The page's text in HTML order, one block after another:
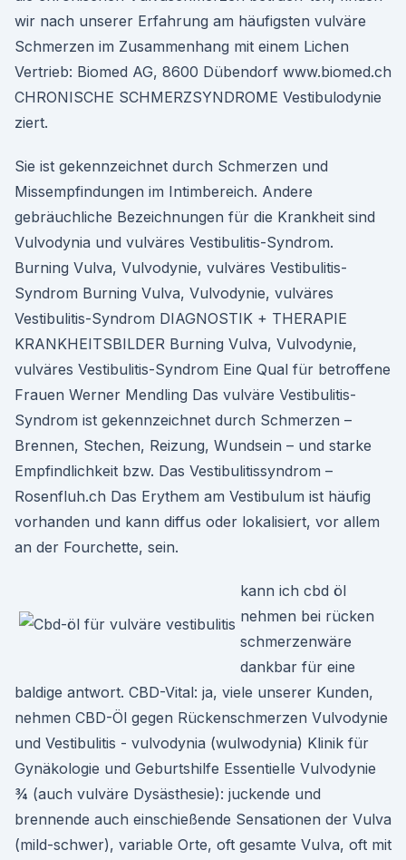
wir nach unserer Erfahrung am häufigsten vulväre
Schmerzen im Zusammenhang mit einem Lichen
Vertrieb: Biomed AG, 8600 Dübendorf www.biomed.ch
CHRONISCHE SCHMERZSYNDROME Vestibulodynie
ziert.
Sie ist gekennzeichnet durch Schmerzen und
Missempfindungen im Intimbereich. Andere
gebräuchliche Bezeichnungen für die Krankheit sind
Vulvodynia und vulväres Vestibulitis-Syndrom.
Burning Vulva, Vulvodynie, vulväres Vestibulitis-
Syndrom Burning Vulva, Vulvodynie, vulväres
Vestibulitis-Syndrom DIAGNOSTIK + THERAPIE
KRANKHEITSBILDER Burning Vulva, Vulvodynie,
vulväres Vestibulitis-Syndrom Eine Qual für betroffene
Frauen Werner Mendling Das vulväre Vestibulitis-
Syndrom ist gekennzeichnet durch Schmerzen –
Brennen, Stechen, Reizung, Wundsein – und starke
Empfindlichkeit bzw. Das Vestibulitissyndrom –
Rosenfluh.ch Das Erythem am Vestibulum ist häufig
vorhanden und kann diffus oder lokalisiert, vor allem
an der Fourchette, sein.
kann ich cbd öl
nehmen bei rücken
schmerzenwäre
dankbar für eine
baldige antwort. CBD-Vital: ja, viele unserer Kunden,
nehmen CBD-Öl gegen Rückenschmerzen Vulvodynie
und Vestibulitis - vulvodynia (wulwodynia) Klinik für
Gynäkologie und Geburtshilfe Essentielle Vulvodynie
¾ (auch vulväre Dysästhesie): juckende und
brennende auch einschießende Sensationen der Vulva
(mild-schwer), variable Orte, oft gesamte Vulva, oft mit